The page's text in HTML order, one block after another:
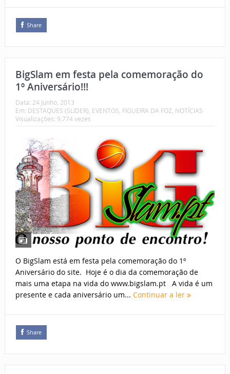
Share
BigSlam em festa pela comemoração do
1º Aniversário!!!
Data: 24 Junho, 2013
Em: DESTAQUES (SLIDER) EVENTOS FIGUEIRA DA FOZ NOTÍCIAS
Visualizações: 9.774 vezes
O BigSlam está em festa pela comemoração do 1º
Aniversário do site. Hoje é o dia da comemoração de
mais uma etapa na vida do www.bigslam.pt A vida é um
presente e cada aniversário um... Continuar a ler
Share